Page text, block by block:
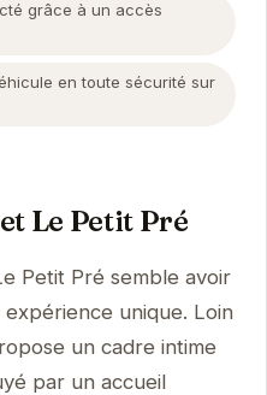
grâce à un accès
en toute sécurité sur
Le Petit Pré
Petit Pré semble avoir
unique. Loin
un cadre intime
par un accueil